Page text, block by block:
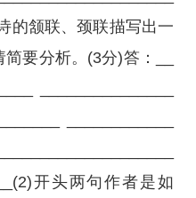
的颔联、颈联描写出一
要分析。(3分)答：__
开头两句作者是如